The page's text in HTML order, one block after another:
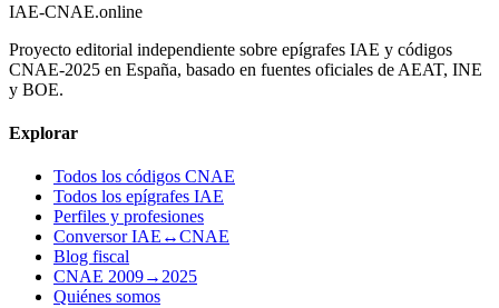
IAE-CNAE.online
Proyecto editorial independiente sobre epígrafes IAE y códigos
CNAE-2025 en España, basado en fuentes oficiales de AEAT, INE
y BOE.
Explorar
Todos los códigos CNAE
Todos los epígrafes IAE
Perfiles y profesiones
Conversor IAE↔CNAE
Blog fiscal
CNAE 2009→2025
Quiénes somos